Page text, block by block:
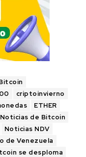
criptoinvierno
ETHER
Noticias de Bitcoin
Noticias NDV
de Venezuela
se desploma